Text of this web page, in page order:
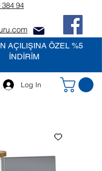
AÇILIŞINA ÖZEL %5
İNDİRİM
94
Log In